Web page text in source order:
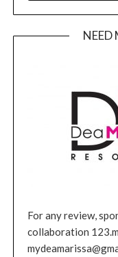
NEED
For any review,
collaboration